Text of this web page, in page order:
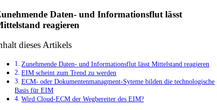
Daten- und Informationsflut lässt
reagieren
dieses Artikels
Zunehmende Daten- und Informationsflut lässt Mittelstand reagieren
EIM scheint zum Trend zu werden
ECM- oder Dokumentenmanagment-Syteme bilden die technologische
Basis für EIM
Wird Cloud-ECM der Wegbereiter des EIM?